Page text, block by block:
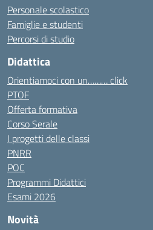
Personale scolastico
Famiglie e studenti
Percorsi di studio
Didattica
Orientiamoci con un……… click
PTOF
Offerta formativa
Corso Serale
I progetti delle classi
PNRR
POC
Programmi Didattici
Esami 2026
Novità